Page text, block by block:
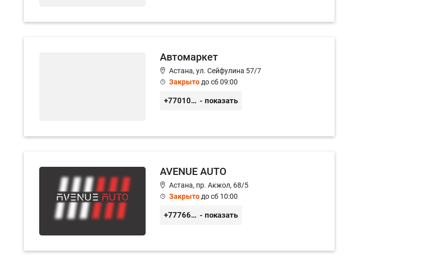
Автомаркет
Астана, ул. Сейфулина 57/7
Закрытодо сб 09:00
+77010626565 - показать
AVENUE AUTO
Астана, пр. Акжол, 68/5
Закрытодо сб 10:00
+77766857788 - показать